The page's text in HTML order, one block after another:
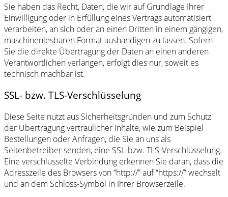
Sie haben das Recht, Daten, die wir auf Grundlage Ihrer
Einwilligung oder in Erfüllung eines Vertrags automatisiert
verarbeiten, an sich oder an einen Dritten in einem gängigen,
maschinenlesbaren Format aushändigen zu lassen. Sofern
Sie die direkte Übertragung der Daten an einen anderen
Verantwortlichen verlangen, erfolgt dies nur, soweit es
technisch machbar ist.
SSL- bzw. TLS-Verschlüsselung
Diese Seite nutzt aus Sicherheitsgründen und zum Schutz
der Übertragung vertraulicher Inhalte, wie zum Beispiel
Bestellungen oder Anfragen, die Sie an uns als
Seitenbetreiber senden, eine SSL-bzw. TLS-Verschlüsselung.
Eine verschlüsselte Verbindung erkennen Sie daran, dass die
Adresszeile des Browsers von “http://” auf “https://” wechselt
und an dem Schloss-Symbol in Ihrer Browserzeile.